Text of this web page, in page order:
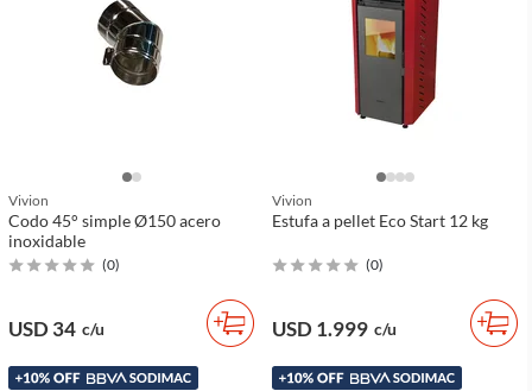
Vivion
Codo 45° simple Ø150 acero
inoxidable
(0)
USD 34 c/u
Vivion
Estufa a pellet Eco Start 12 kg
(0)
USD 1.999 c/u